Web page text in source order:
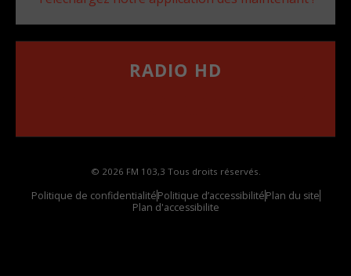
RADIO HD
© 2026 FM 103,3 Tous droits réservés.
Politique de confidentialitéPolitique d’accessibilitéPlan du site
Plan d'accessibilite